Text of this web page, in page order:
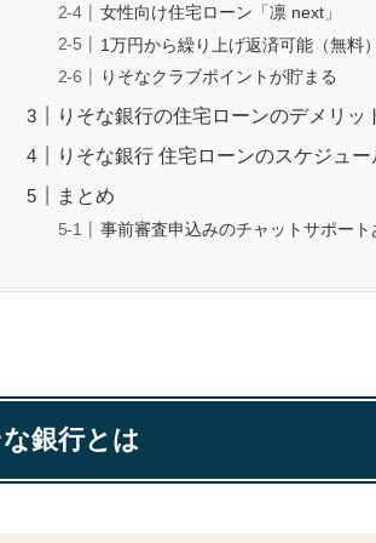
女性向け住宅ローン「凛 next」
1万円から繰り上げ返済可能（無料）
りそなクラブポイントが貯まる
りそな銀行の住宅ローンのデメリッ
りそな銀行 住宅ローンのスケジュー
まとめ
事前審査申込みのチャットサポート
銀行とは